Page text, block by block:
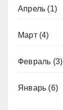
Апрель (1)
Март(4)
Февраль (3)
Январь (6)